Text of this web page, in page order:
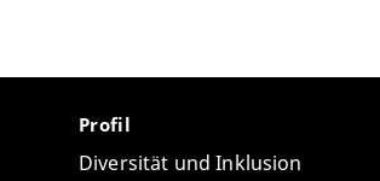
Profil
Diversität und Inklusion